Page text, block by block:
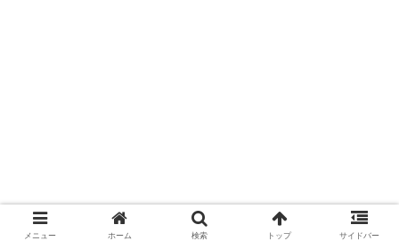
メニュー ホーム 検索 トップ サイドバー